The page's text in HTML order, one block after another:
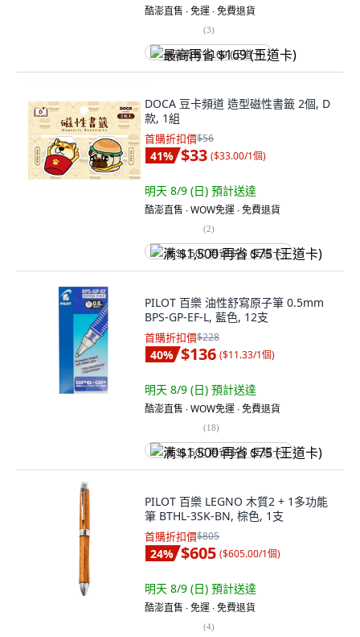
酷澎直售 ∙ 免運 ∙ 免費退貨
(3)
最高再省 $169 (王道卡)
DOCA 豆卡頻道 造型磁性書籤 2個, D
款, 1組
首購折扣價$56
41% $33 ($33.00/1個)
明天 8/9 (日) 預計送達
酷澎直售 ∙ WOW免運 ∙ 免費退貨
(2)
满 $1,500 再省 $75 (王道卡)
PILOT 百樂 油性舒寫原子筆 0.5mm
BPS-GP-EF-L, 藍色, 12支
首購折扣價$228
40% $136 ($11.33/1個)
明天 8/9 (日) 預計送達
酷澎直售 ∙ WOW免運 ∙ 免費退貨
(18)
满 $1,500 再省 $75 (王道卡)
PILOT 百樂 LEGNO 木質2 + 1多功能
筆 BTHL-3SK-BN, 棕色, 1支
首購折扣價$805
24% $605 ($605.00/1個)
明天 8/9 (日) 預計送達
酷澎直售 ∙ 免運 ∙ 免費退貨
(4)